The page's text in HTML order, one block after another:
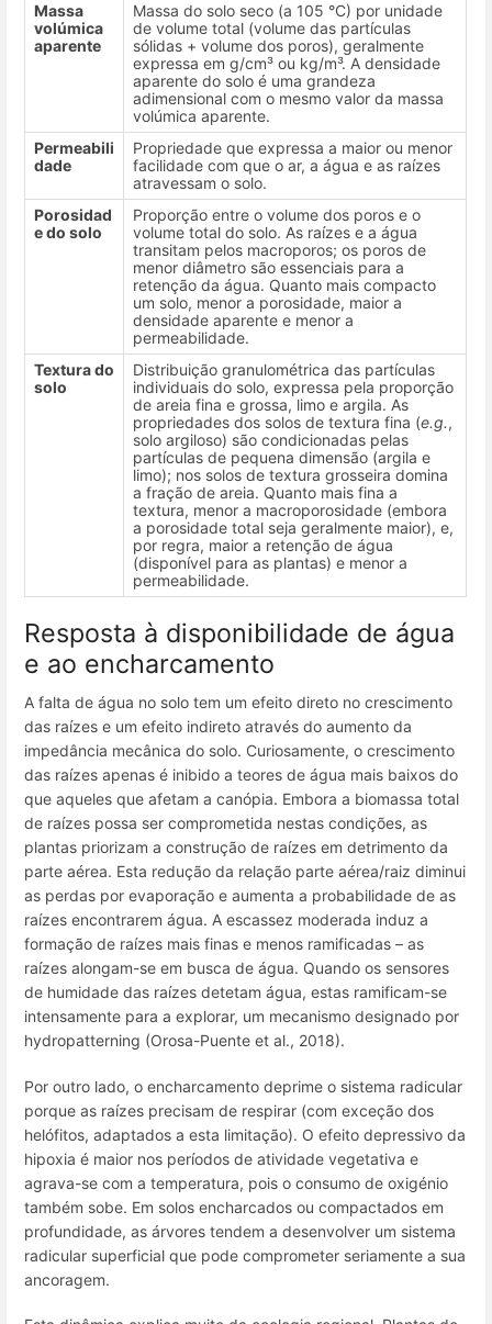
Massa
volúmica
aparente
Massa do solo seco (a 105 °C) por unidade
de volume total (volume das partículas
sólidas + volume dos poros), geralmente
expressa em g/cm³ ou kg/m³. A densidade
aparente do solo é uma grandeza
adimensional com o mesmo valor da massa
volúmica aparente.
Permeabili
dade
Propriedade que expressa a maior ou menor
facilidade com que o ar, a água e as raízes
atravessam o solo.
Porosidad
e do solo
Proporção entre o volume dos poros e o
volume total do solo. As raízes e a água
transitam pelos macroporos; os poros de
menor diâmetro são essenciais para a
retenção da água. Quanto mais compacto
um solo, menor a porosidade, maior a
densidade aparente e menor a
permeabilidade.
Textura do
solo
Distribuição granulométrica das partículas
individuais do solo, expressa pela proporção
de areia fina e grossa, limo e argila. As
propriedades dos solos de textura fina (e.g.,
solo argiloso) são condicionadas pelas
partículas de pequena dimensão (argila e
limo); nos solos de textura grosseira domina
a fração de areia. Quanto mais fina a
textura, menor a macroporosidade (embora
a porosidade total seja geralmente maior), e,
por regra, maior a retenção de água
(disponível para as plantas) e menor a
permeabilidade.
Resposta à disponibilidade de água
e ao encharcamento
A falta de água no solo tem um efeito direto no crescimento
das raízes e um efeito indireto através do aumento da
impedância mecânica do solo. Curiosamente, o crescimento
das raízes apenas é inibido a teores de água mais baixos do
que aqueles que afetam a canópia. Embora a biomassa total
de raízes possa ser comprometida nestas condições, as
plantas priorizam a construção de raízes em detrimento da
parte aérea. Esta redução da relação parte aérea/raiz diminui
as perdas por evaporação e aumenta a probabilidade de as
raízes encontrarem água. A escassez moderada induz a
formação de raízes mais finas e menos ramificadas – as
raízes alongam-se em busca de água. Quando os sensores
de humidade das raízes detetam água, estas ramificam-se
intensamente para a explorar, um mecanismo designado por
hydropatterning (Orosa-Puente et al., 2018).
Por outro lado, o encharcamento deprime o sistema radicular
porque as raízes precisam de respirar (com exceção dos
helófitos, adaptados a esta limitação). O efeito depressivo da
hipoxia é maior nos períodos de atividade vegetativa e
agrava-se com a temperatura, pois o consumo de oxigénio
também sobe. Em solos encharcados ou compactados em
profundidade, as árvores tendem a desenvolver um sistema
radicular superficial que pode comprometer seriamente a sua
ancoragem.